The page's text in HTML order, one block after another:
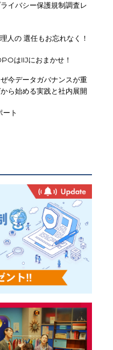
イバシー保護規制調査レ
人の 選任もお忘れなく！
はIIJにおまかせ！
今データガバナンスが重
ら始める実践と社内展開
ト